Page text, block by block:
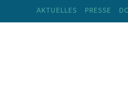
AKTUELLES PRESSE